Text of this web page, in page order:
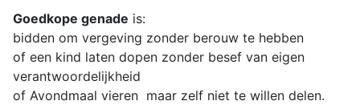
Goedkope genade is:
bidden om vergeving zonder berouw te hebben
of een kind laten dopen zonder besef van eigen
verantwoordelijkheid
of Avondmaal vieren maar zelf niet te willen delen.